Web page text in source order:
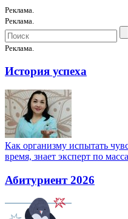
Реклама.
Реклама.
Реклама.
История успеха
Как организму испытать
время, знает эксперт по
Абитуриент 2026